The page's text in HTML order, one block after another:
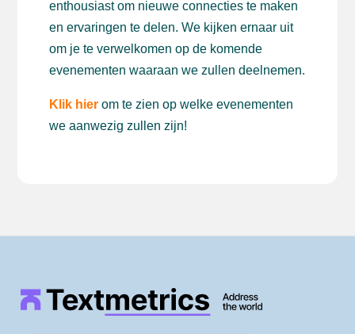
enthousiast om nieuwe connecties te maken
en ervaringen te delen. We kijken ernaar uit
om je te verwelkomen op de komende
evenementen waaraan we zullen deelnemen.
Klik hier om te zien op welke evenementen
we aanwezig zullen zijn!